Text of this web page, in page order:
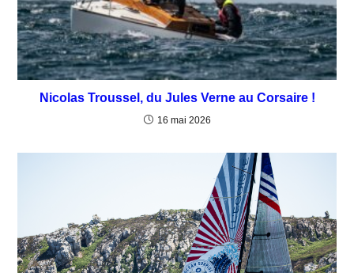
Nicolas Troussel, du Jules Verne au Corsaire !
16 mai 2026